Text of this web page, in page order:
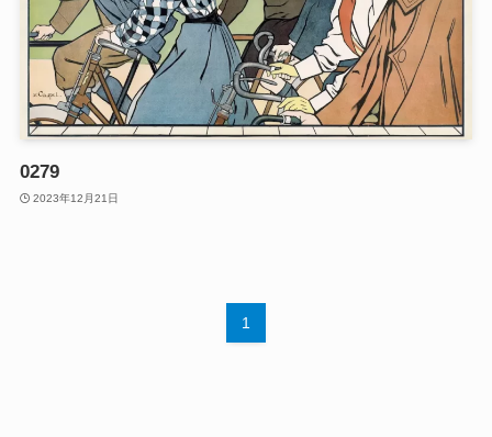
0279
2023年12月21日
1